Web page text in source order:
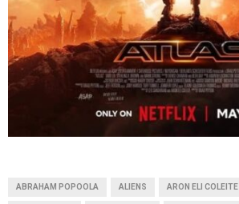
ABRAHAM POPOOLA ALIENS ARON ELI COLEITE